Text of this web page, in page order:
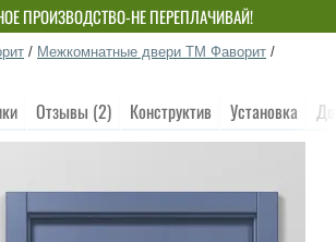
ПРОИЗВОДСТВО-НЕ ПЕРЕПЛАЧИВАЙ!
/ Межкомнатные двери ТМ Фаворит /
Отзывы (2) Конструктив Установка